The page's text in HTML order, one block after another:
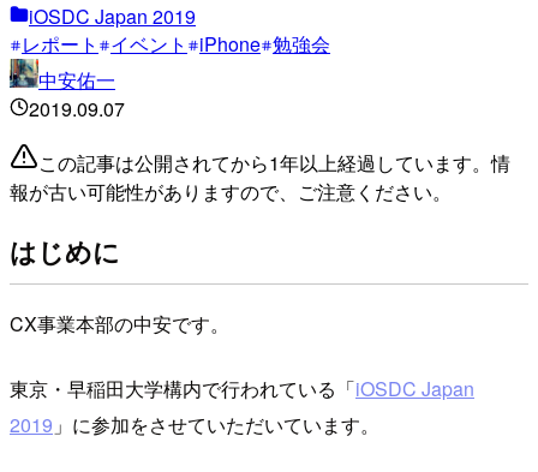
iOSDC Japan 2019
レポート
イベント iPhone 勉強会
中安佑一
2019.09.07
この記事は公開されてから1年以上経過しています。情
報が古い可能性がありますので、ご注意ください。
はじめに
CX事業本部の中安です。
東京・早稲田大学構内で行われている「iOSDC Japan
2019 」に参加をさせていただいています。